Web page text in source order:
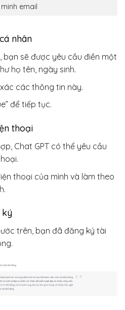
email
nhân
bạn sẽ được yêu cầu điền một
họ tên, ngày sinh.
các thông tin này.
để tiếp tục.
thoại
Chat GPT có thể yêu cầu
thoại của mình và làm theo
ký
trên, bạn đã đăng ký tài